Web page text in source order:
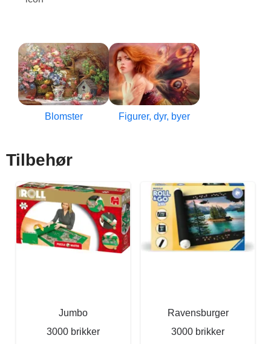
Blomster Figurer, dyr, byer
Tilbehør
Jumbo
3000 brikker
Ravensburger
3000 brikker